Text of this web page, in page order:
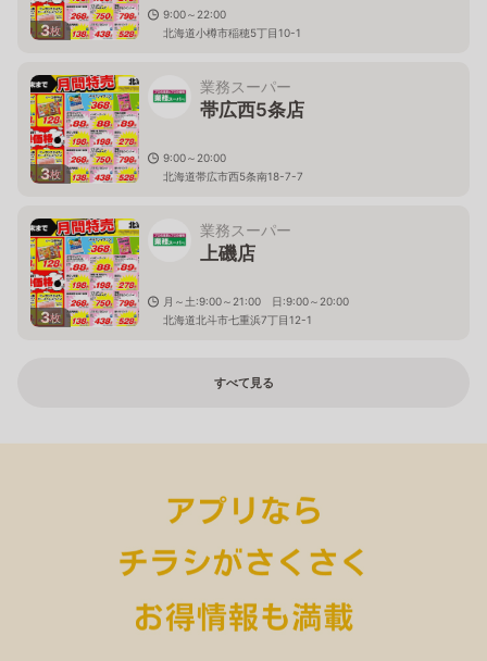
3枚
9:00～22:00
北海道小樽市稲穂5丁目10-1
3枚
業務スーパー
帯広西5条店
9:00～20:00
北海道帯広市西5条南18-7-7
3枚
業務スーパー
上磯店
月～土:9:00～21:00 日:9:00～20:00
北海道北斗市七重浜7丁目12-1
すべて見る